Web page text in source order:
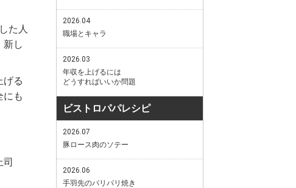
た人
新し
げる
にも
司
2026.04
職場とキャラ
2026.03
年収を上げるには
どうすればいいか問題
ビストロパパレシピ
2026.07
豚ロース肉のソテー
2026.06
手羽先のパリパリ焼き